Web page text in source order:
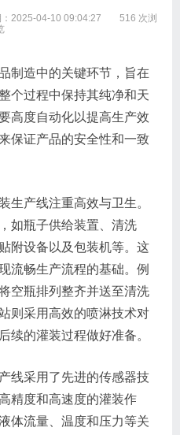
：2025-04-10 09:04:27
516 次浏
制造中的关键环节，旨在
个过程中保持其纯净和天
高度自动化以提高生产效
保证产品的安全性和一致
生产线注重高效与卫生。
如瓶子供给装置、清洗
附设备以及包装机等。这
流畅生产流程的基础。例
空瓶排列整齐并送至清洗
则采用高效的喷淋技术对
续的灌装过程做好准备。
线采用了先进的传感器技
精度和高速度的灌装作
体流量、温度和压力等关